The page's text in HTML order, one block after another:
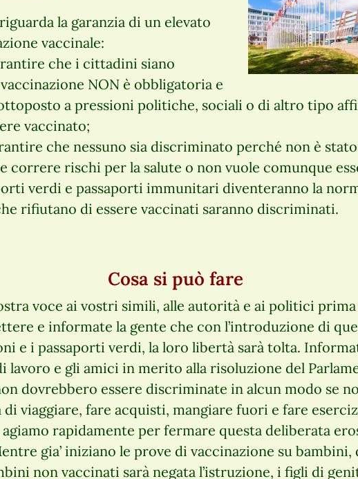
la garanzia di un elevato
vaccinale:
che i cittadini siano
NON è obbligatoria e
a pressioni politiche, sociali o di altro tipo
vaccinato;
che nessuno sia discriminato perché non è
correre rischi per la salute o non vuole comunque
verdi e passaporti immunitari diventeranno la
rifiutano di essere vaccinati saranno discriminati.
Cosa si può fare
voce ai vostri simili, alle autorità e ai politici
e informate la gente che con l’introduzione di
e i passaporti verdi, la loro libertà sarà tolta.
lavoro e gli amici in merito alla risoluzione del
dovrebbero essere discriminate in alcun modo se
viaggiare, fare acquisti, mangiare fuori e fare
rapidamente per fermare questa deliberata
gia’ iniziano le prove di vaccinazione su
non vaccinati sarà negata l’istruzione, i figli di